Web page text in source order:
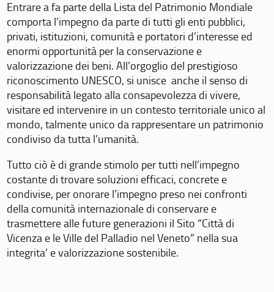
Entrare a fa parte della Lista del Patrimonio Mondiale
comporta l’impegno da parte di tutti gli enti pubblici,
privati, istituzioni, comunità e portatori d’interesse ed
enormi opportunità per la conservazione e
valorizzazione dei beni. All’orgoglio del prestigioso
riconoscimento UNESCO, si unisce anche il senso di
responsabilità legato alla consapevolezza di vivere,
visitare ed intervenire in un contesto territoriale unico al
mondo, talmente unico da rappresentare un patrimonio
condiviso da tutta l’umanità.
Tutto ciò è di grande stimolo per tutti nell’impegno
costante di trovare soluzioni efficaci, concrete e
condivise, per onorare l’impegno preso nei confronti
della comunità internazionale di conservare e
trasmettere alle future generazioni il Sito “Città di
Vicenza e le Ville del Palladio nel Veneto” nella sua
integrita’ e valorizzazione sostenibile.